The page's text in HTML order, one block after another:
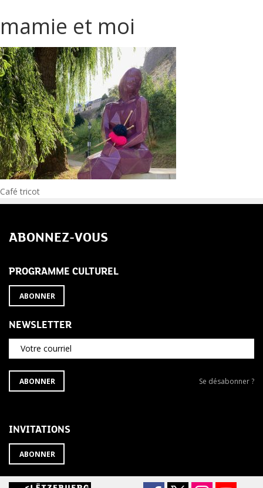
mamie et moi
Navigation
l’article
Café tricot
ABONNEZ-VOUS
PROGRAMME CULTUREL
ABONNER
NEWSLETTER
Votre courriel
S'ABONNER
À
ABONNER
Se
Se désabonner ?
INVITATIONS
ABONNER